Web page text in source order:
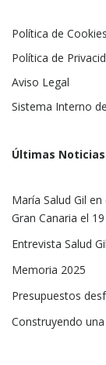
Política de Cookies
Política de
Aviso Legal
Sistema Interno
Últimas Noticias
María Salud Gil
Gran Canaria el
Entrevista Salud
Memoria 2025
Presupuestos
Construyendo